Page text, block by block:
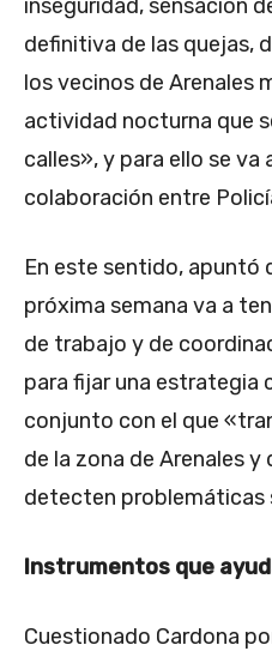
inseguridad, sensación
definitiva de las quejas,
los vecinos de Arenales
actividad nocturna que
calles», y para ello se
colaboración entre
En este sentido, apuntó
próxima semana va a
de trabajo y de
para fijar una estrategia
conjunto con el que
de la zona de Arenales
detecten problemáticas
Instrumentos que
Cuestionado Cardona